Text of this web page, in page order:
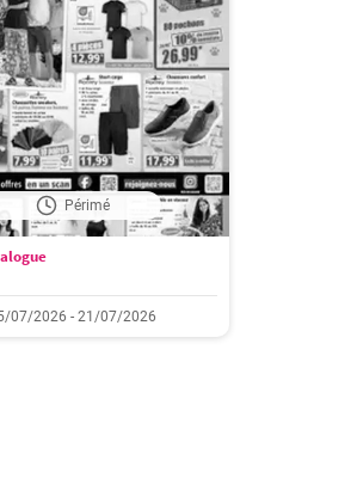
Périmé
07/2026 - 21/07/2026